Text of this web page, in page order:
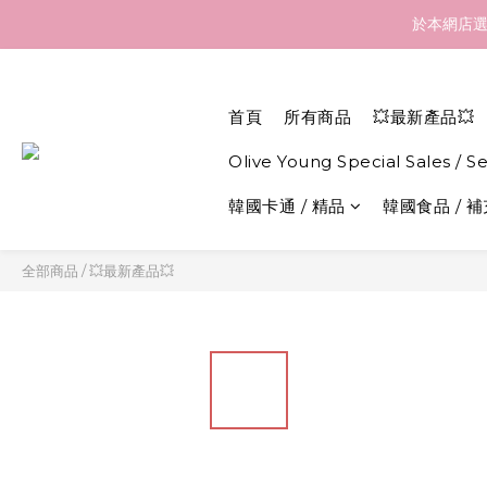
訂貨到貨資訊：於
於本網店
首頁 所有商品 💥最新產品💥
Olive Young Special Sales /
韓國卡通 / 精品 韓國食品 / 補
全部商品 /💥最新產品💥